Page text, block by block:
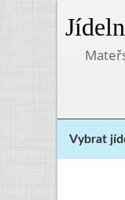
Vybrat